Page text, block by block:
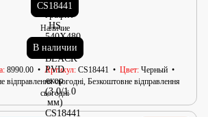
CS18441
Наличие
В наличии
8990.00 Артикул CS18441 Цвет Черный
відправлення сьогодні, Безкоштовне відправлення
сьогодні